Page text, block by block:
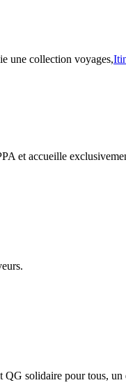
une collection voyages,
et accueille
solidaire pour tous,